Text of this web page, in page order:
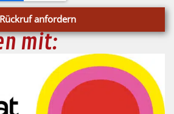
Rückruf anfordern
mit: